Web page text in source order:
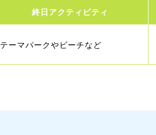
終日アクティビティ
テーマパークやビーチなど